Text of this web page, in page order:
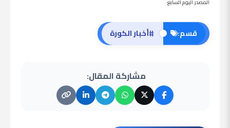
المصدر:اليوم السابع
قسم: #أخبار الكورة
مشاركة المقال: